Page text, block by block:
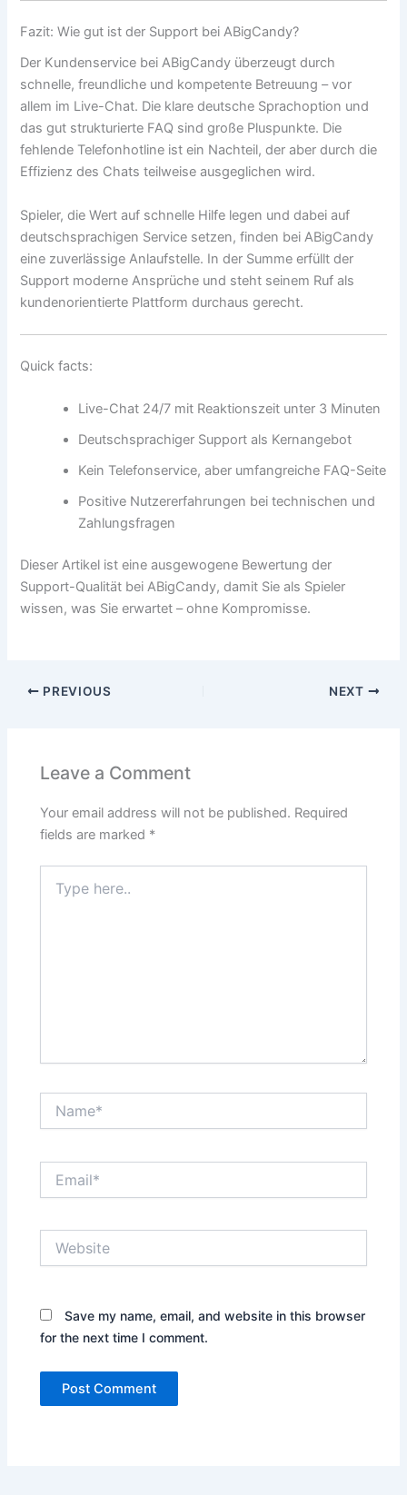
Fazit: Wie gut ist der Support bei ABigCandy?
Der Kundenservice bei ABigCandy überzeugt durch
schnelle, freundliche und kompetente Betreuung – vor
allem im Live-Chat. Die klare deutsche Sprachoption und
das gut strukturierte FAQ sind große Pluspunkte. Die
fehlende Telefonhotline ist ein Nachteil, der aber durch die
Effizienz des Chats teilweise ausgeglichen wird.
Spieler, die Wert auf schnelle Hilfe legen und dabei auf
deutschsprachigen Service setzen, finden bei ABigCandy
eine zuverlässige Anlaufstelle. In der Summe erfüllt der
Support moderne Ansprüche und steht seinem Ruf als
kundenorientierte Plattform durchaus gerecht.
Quick facts:
Live-Chat 24/7 mit Reaktionszeit unter 3 Minuten
Deutschsprachiger Support als Kernangebot
Kein Telefonservice, aber umfangreiche FAQ-Seite
Positive Nutzererfahrungen bei technischen und
Zahlungsfragen
Dieser Artikel ist eine ausgewogene Bewertung der
Support-Qualität bei ABigCandy, damit Sie als Spieler
wissen, was Sie erwartet – ohne Kompromisse.
PREVIOUS NEXT
Leave a Comment
Your email address will not be published. Required
fields are marked *
here..
Save my name, email, and website in this browser
for the next time I comment.